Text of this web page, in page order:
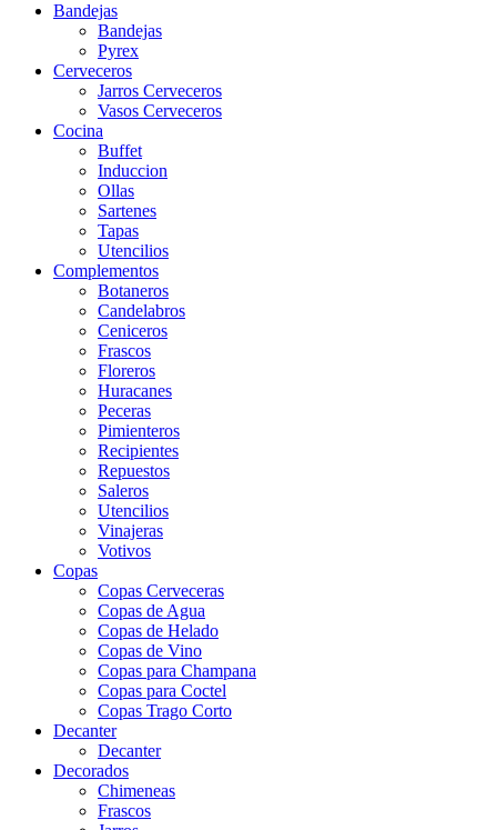
Bandejas
Bandejas
Pyrex
Cerveceros
Jarros Cerveceros
Vasos Cerveceros
Cocina
Buffet
Induccion
Ollas
Sartenes
Tapas
Utencilios
Complementos
Botaneros
Candelabros
Ceniceros
Frascos
Floreros
Huracanes
Peceras
Pimienteros
Recipientes
Repuestos
Saleros
Utencilios
Vinajeras
Votivos
Copas
Copas Cerveceras
Copas de Agua
Copas de Helado
Copas de Vino
Copas para Champana
Copas para Coctel
Copas Trago Corto
Decanter
Decanter
Decorados
Chimeneas
Frascos